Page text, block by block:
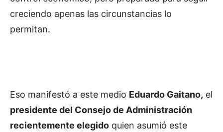
creciendo apenas las circunstancias lo
permitan.
Eso manifestó a este medio Eduardo Gaitano, el
presidente del Consejo de Administración
recientemente elegido quien asumió este